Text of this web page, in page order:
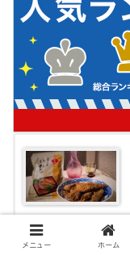
2022.06.23
メニュー ホーム